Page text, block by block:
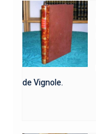
de Vignole.